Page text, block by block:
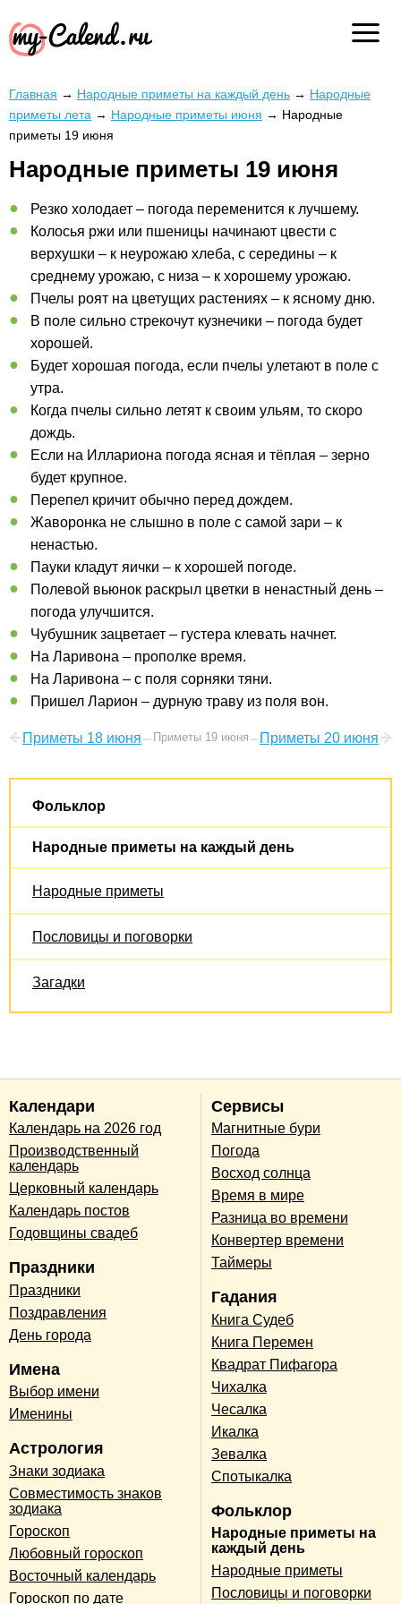
Главная → Народные приметы на каждый день → Народные
приметы лета → Народные приметы июня → Народные
приметы 19 июня
Народные приметы 19 июня
Резко холодает – погода переменится к лучшему.
Колосья ржи или пшеницы начинают цвести с
верхушки – к неурожаю хлеба, с середины – к
среднему урожаю, с низа – к хорошему урожаю.
Пчелы роят на цветущих растениях – к ясному дню.
В поле сильно стрекочут кузнечики – погода будет
хорошей.
Будет хорошая погода, если пчелы улетают в поле с
утра.
Когда пчелы сильно летят к своим ульям, то скоро
дождь.
Если на Иллариона погода ясная и тёплая – зерно
будет крупное.
Перепел кричит обычно перед дождем.
Жаворонка не слышно в поле с самой зари – к
ненастью.
Пауки кладут яички – к хорошей погоде.
Полевой вьюнок раскрыл цветки в ненастный день –
погода улучшится.
Чубушник зацветает – густера клевать начнет.
На Ларивона – прополке время.
На Ларивона – с поля сорняки тяни.
Пришел Ларион – дурную траву из поля вон.
Приметы 18 июня Приметы 19 июня Приметы 20 июня
Фольклор
Народные приметы на каждый день
Народные приметы
Пословицы и поговорки
Загадки
Календари
Календарь на 2026 год
Производственный
календарь
Церковный календарь
Календарь постов
Годовщины свадеб
Праздники
Праздники
Поздравления
День города
Имена
Выбор имени
Именины
Астрология
Знаки зодиака
Совместимость знаков
зодиака
Гороскоп
Любовный гороскоп
Восточный календарь
Гороскоп по дате
Сервисы
Магнитные бури
Погода
Восход солнца
Время в мире
Разница во времени
Конвертер времени
Таймеры
Гадания
Книга Судеб
Книга Перемен
Квадрат Пифагора
Чихалка
Чесалка
Икалка
Зевалка
Спотыкалка
Фольклор
Народные приметы на
каждый день
Народные приметы
Пословицы и поговорки